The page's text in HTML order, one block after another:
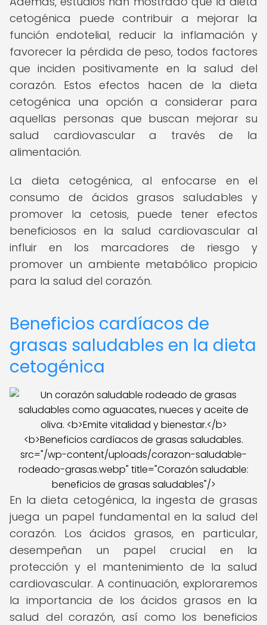
cetogénica puede contribuir a mejorar la
función endotelial, reducir la inflamación y
favorecer la pérdida de peso, todos factores
que inciden positivamente en la salud del
corazón. Estos efectos hacen de la dieta
cetogénica una opción a considerar para
aquellas personas que buscan mejorar su
salud cardiovascular a través de la
alimentación.
La dieta cetogénica, al enfocarse en el
consumo de ácidos grasos saludables y
promover la cetosis, puede tener efectos
beneficiosos en la salud cardiovascular al
influir en los marcadores de riesgo y
promover un ambiente metabólico propicio
para la salud del corazón.
Beneficios cardíacos de
grasas saludables en la dieta
cetogénica
src="/wp-content/uploads/corazon-saludable-
rodeado-grasas.webp" title="Corazón saludable:
beneficios de grasas saludables"/>
En la dieta cetogénica, la ingesta de grasas
juega un papel fundamental en la salud del
corazón. Los ácidos grasos, en particular,
desempeñan un papel crucial en la
protección y el mantenimiento de la salud
cardiovascular. A continuación, exploraremos
la importancia de los ácidos grasos en la
salud del corazón, así como los beneficios